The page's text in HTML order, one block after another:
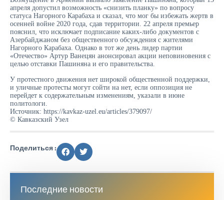
апреля допустил возможность «снизить планку» по вопросу
статуса Нагорного Карабаха и сказал, что мог бы избежать жертв в
осенней войне 2020 года, сдав территории. 22 апреля премьер
пояснил, что исключает подписание каких-либо документов с
Азербайджаном без общественного обсуждения с жителями
Нагорного Карабаха. Однако в тот же день лидер партии
«Отечество» Артур Ванецян анонсировал акции неповиновения с
целью отставки Пашиняна и его правительства.
У протестного движения нет широкой общественной поддержки,
и уличные протесты могут сойти на нет, если оппозиция не
перейдет к содержательным изменениям, указали в июне
политологи.
Источник: https://kavkaz-uzel.eu/articles/379097/
© Кавказский Узел
Поделиться :
Последние новости